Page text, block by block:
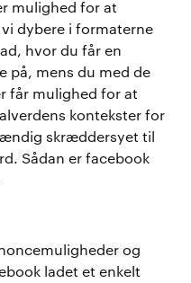
mulighed for at
dybere i formaterne
hvor du får en
på, mens du med de
får mulighed for at
kontekster for
skræddersyet til
Sådan er facebook
og
ladet et enkelt